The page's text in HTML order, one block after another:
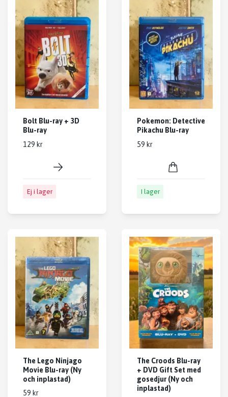
Bolt Blu-ray + 3D
Blu-ray
129 kr
Ej i lager
Pokemon: Detective
Pikachu Blu-ray
59 kr
I lager
The Lego Ninjago
Movie Blu-ray (Ny
och inplastad)
59 kr
The Croods Blu-ray
+ DVD Gift Set med
gosedjur (Ny och
inplastad)